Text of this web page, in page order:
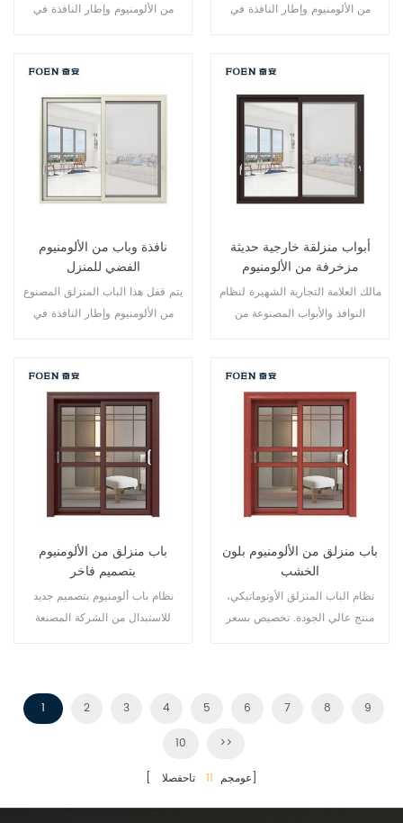
من الألومنيوم وإطار النافذة في
الأبواب لتلبية الاحتياجات المعمارية
المختلفة
من الألومنيوم وإطار النافذة في
الأبواب لتلبية الاحتياجات المعمارية
المختلفة
نافذة وباب من الألومنيوم
الفضي للمنزل
يتم قفل هذا الباب المنزلق المصنوع
من الألومنيوم وإطار النافذة في
الأبواب لتلبية الاحتياجات المعمارية
المختلفة.
أبواب منزلقة خارجية حديثة
مزخرفة من الألومنيوم
مالك العلامة التجارية الشهيرة لنظام
النوافذ والأبواب المصنوعة من
باب منزلق من الألومنيوم
بتصميم فاخر
نظام باب ألومنيوم بتصميم جديد
للاستبدال من الشركة المصنعة
باب منزلق من الألومنيوم بلون
الخشب
نظام الباب المنزلق الأوتوماتيكي،
منتج عالي الجودة. تخصيص بسعر
1 2 3 4 5 6 7 8 9
10 >>
[ عومجم 11 تاحفصلا]